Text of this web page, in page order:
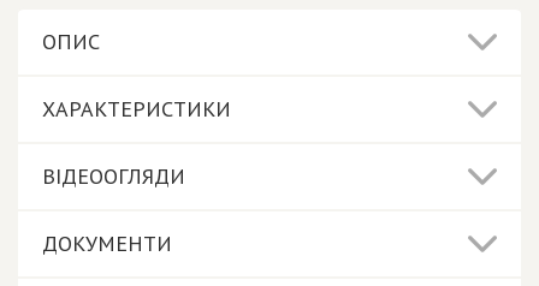
ОПИС
ХАРАКТЕРИСТИКИ
ВІДЕООГЛЯДИ
ДОКУМЕНТИ